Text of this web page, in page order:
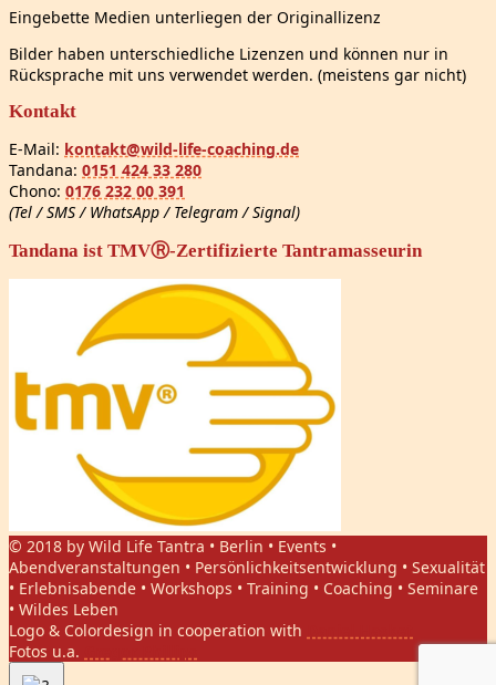
Eingebette Medien unterliegen der Originallizenz
Bilder haben unterschiedliche Lizenzen und können nur in
Rücksprache mit uns verwendet werden. (meistens gar nicht)
Kontakt
E-Mail: kontakt@wild-life-coaching.de
Tandana: 0151 424 33 280
Chono: 0176 232 00 391
(Tel / SMS / WhatsApp / Telegram / Signal)
Tandana ist TMVⓇ-Zertifizierte Tantramasseurin
© 2018 by Wild Life Tantra • Berlin • Events •
Abendveranstaltungen • Persönlichkeitsentwicklung • Sexualität
• Erlebnisabende • Workshops • Training • Coaching • Seminare
• Wildes Leben
Logo & Colordesign in cooperation with
Fotos u.a.